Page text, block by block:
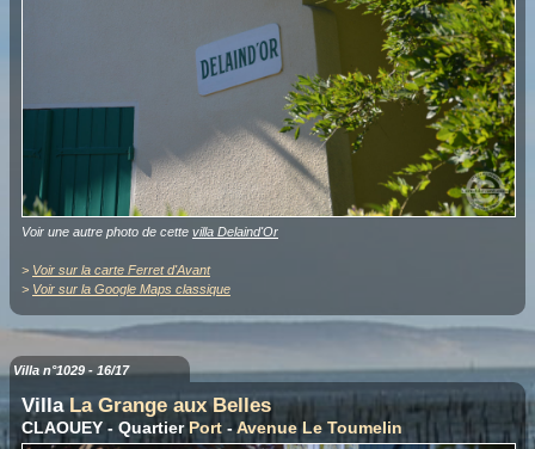
Voir une autre photo de cette villa Delaind'Or
> Voir sur la carte Ferret d'Avant
> Voir sur la Google Maps classique
Villa n°1029 - 16/17
VillaLa Grange aux Belles
CLAOUEY - Quartier Port -Avenue Le Toumelin